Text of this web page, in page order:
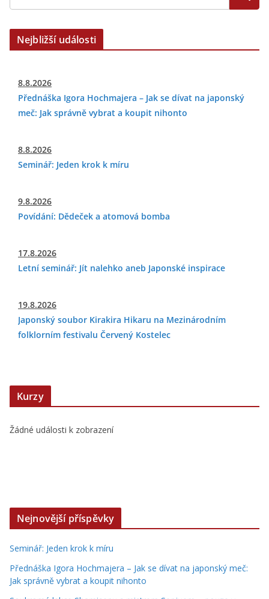
Nejbližší události
8.8.2026
Přednáška Igora Hochmajera – Jak se dívat na japonský
meč: Jak správně vybrat a koupit nihonto
8.8.2026
Seminář: Jeden krok k míru
9.8.2026
Povídání: Dědeček a atomová bomba
17.8.2026
Letní seminář: Jít nalehko aneb Japonské inspirace
19.8.2026
Japonský soubor Kirakira Hikaru na Mezinárodním
folklorním festivalu Červený Kostelec
Kurzy
Žádné události k zobrazení
Nejnovější příspěvky
Seminář: Jeden krok k míru
Přednáška Igora Hochmajera – Jak se dívat na japonský meč:
Jak správně vybrat a koupit nihonto